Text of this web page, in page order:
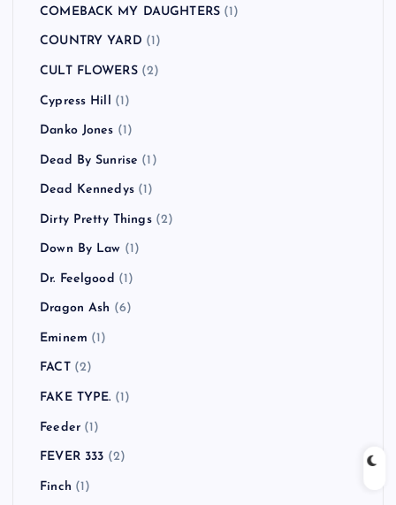
COMEBACK MY DAUGHTERS (1)
COUNTRY YARD (1)
CULT FLOWERS(2)
Cypress Hill (1)
Danko Jones (1)
Dead By Sunrise (1)
Dead Kennedys(1)
Dirty Pretty Things(2)
Down By Law (1)
Dr. Feelgood (1)
Dragon Ash (6)
Eminem (1)
FACT(2)
FAKE TYPE. (1)
Feeder(1)
FEVER 333 (2)
Finch (1)